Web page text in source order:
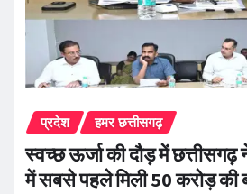
प्रदेश हमर छत्तीसगढ़
स्वच्छ ऊर्जा की दौड़ में छत्तीसगढ़
में सबसे पहले मिली 50 करोड़ की